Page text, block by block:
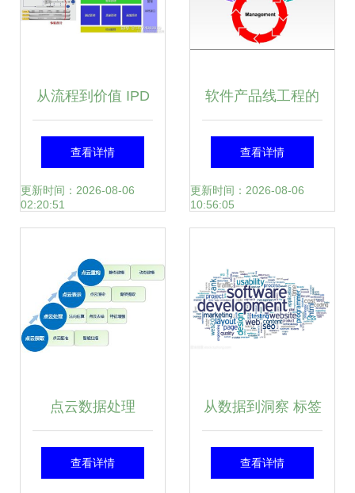
从流程到价值 IPD
体系在软件研发管
理中的深度实践与
查看详情
更新时间：2026-08-06
02:20:51
软件产品线工程的
核心 三大基本活动
与协同机制
查看详情
更新时间：2026-08-06
10:56:05
点云数据处理
查看详情
从数据到洞察 标签
云如何重塑软件开
查看详情